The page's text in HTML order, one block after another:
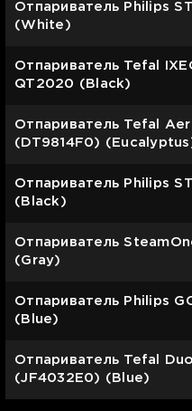
Отпариватель Philips
(White)
Отпариватель Tefal
QT2020 (Black)
Отпариватель Tefal
(DT9814F0)
Отпариватель Philips
(Black)
Отпариватель
(Gray)
Отпариватель Philips
(Blue)
Отпариватель Tefal
(JF4032E0) (Blue)